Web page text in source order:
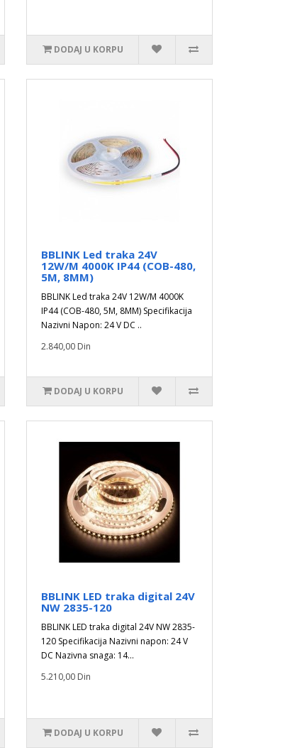
DODAJ U KORPU
BBLINK Led traka 24V
12W/M 4000K IP44 (COB-480,
5M, 8MM)
BBLINK Led traka 24V 12W/M 4000K
IP44 (COB-480, 5M, 8MM) Specifikacija
Nazivni Napon: 24 V DC ..
2.840,00 Din
DODAJ U KORPU
BBLINK LED traka digital 24V
NW 2835-120
BBLINK LED traka digital 24V NW 2835-
120 Specifikacija Nazivni napon: 24 V
DC Nazivna snaga: 14...
5.210,00 Din
DODAJ U KORPU